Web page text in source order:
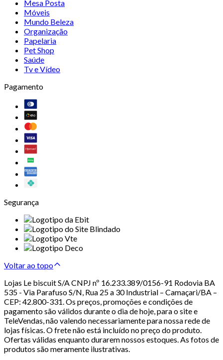
Mesa Posta
Móveis
Mundo Beleza
Organização
Papelaria
Pet Shop
Saúde
Tv e Vídeo
Pagamento
Segurança
Voltar ao topo
Lojas Le biscuit S/A CNPJ nº 16.233.389/0156-91 Rodovia BA
535 - Via Parafuso S/N, Rua 25 a 30 Industrial – Camaçari/BA –
CEP: 42.800-331. Os preços, promoções e condições de
pagamento são válidos durante o dia de hoje, para o site e
TeleVendas, não valendo necessariamente para nossa rede de
lojas físicas. O frete não está incluído no preço do produto.
Ofertas válidas enquanto durarem nossos estoques. As fotos de
produtos são meramente ilustrativas.